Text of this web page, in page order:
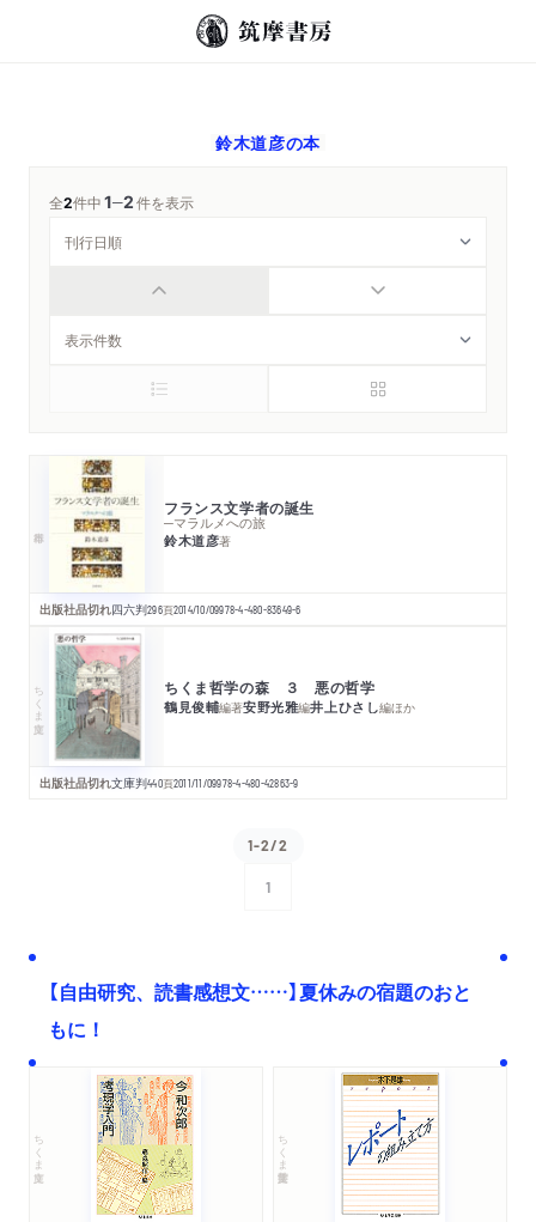
鈴木道彦の本
全2件中1─2件を表示
フランス文学者の誕生
─マラルメへの旅
鈴木道彦著
出版社品切れ四六判296頁2014/10/09978-4-480-83649-6
ちくま文庫 ちくま哲学の森 ３ 悪の哲学
鶴見俊輔編著安野光雅編井上ひさし編ほか
出版社品切れ文庫判440頁2011/11/09978-4-480-42863-9
1-2/2
1
【自由研究、読書感想文……】夏休みの宿題のおと
もに！
ちくま文庫 ちくま学芸文庫